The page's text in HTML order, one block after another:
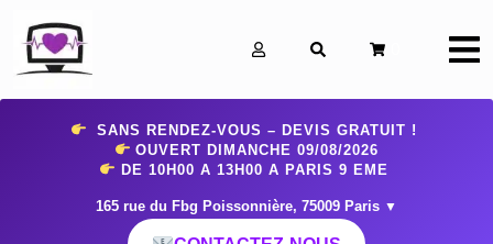
SANS RENDEZ-VOUS – DEVIS GRATUIT !
OUVERT DIMANCHE 09/08/2026
DE 10H00 A 13H00 A PARIS 9 EME
165 rue du Fbg Poissonnière, 75009 Paris ▼